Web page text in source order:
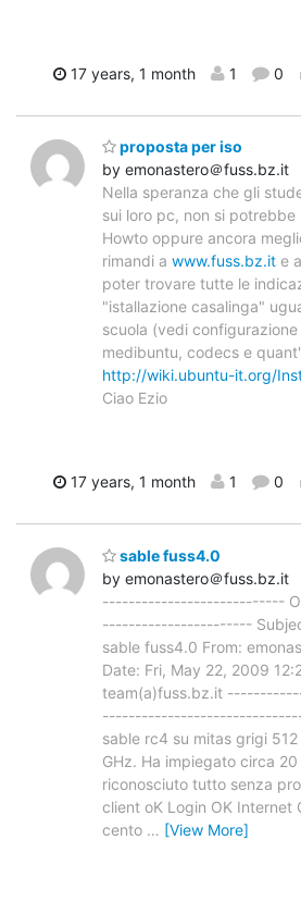
17 years, 1 month 1 0
proposta per iso
by emonastero＠fuss.bz.it
Nella speranza che gli
sui loro pc, non si potrebbe
Howto oppure ancora
rimandi a www.fuss.bz.it e
poter trovare tutte le
"istallazione casalinga"
scuola (vedi
medibuntu, codecs e
http://wiki.ubuntu-it.org/
Ciao Ezio
17 years, 1 month 1 0
sable fuss4.0
by emonastero＠fuss.bz.it
----------------------------
-----------------------
sable fuss4.0 From:
Date: Fri, May 22, 2009
team(a)fuss.bz.it
sable rc4 su mitas grigi
GHz. Ha impiegato circa
riconosciuto tutto senza
client oK Login OK Internet
cento … [View More]